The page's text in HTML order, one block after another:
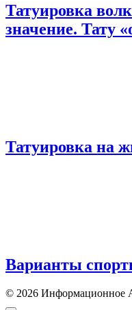
Татуировка
значение. Тату
Татуировка на
Варианты
© 2026 Информационное